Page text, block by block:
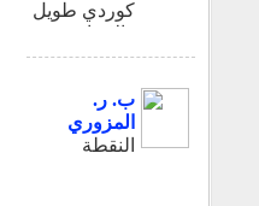
كوردي طويل
: الاتحاد
السياسي
ب. ر.
المزوري
النقطة